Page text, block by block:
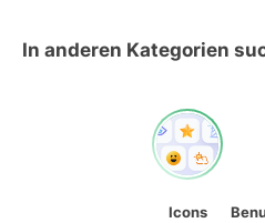
In anderen Kategorien
Icons